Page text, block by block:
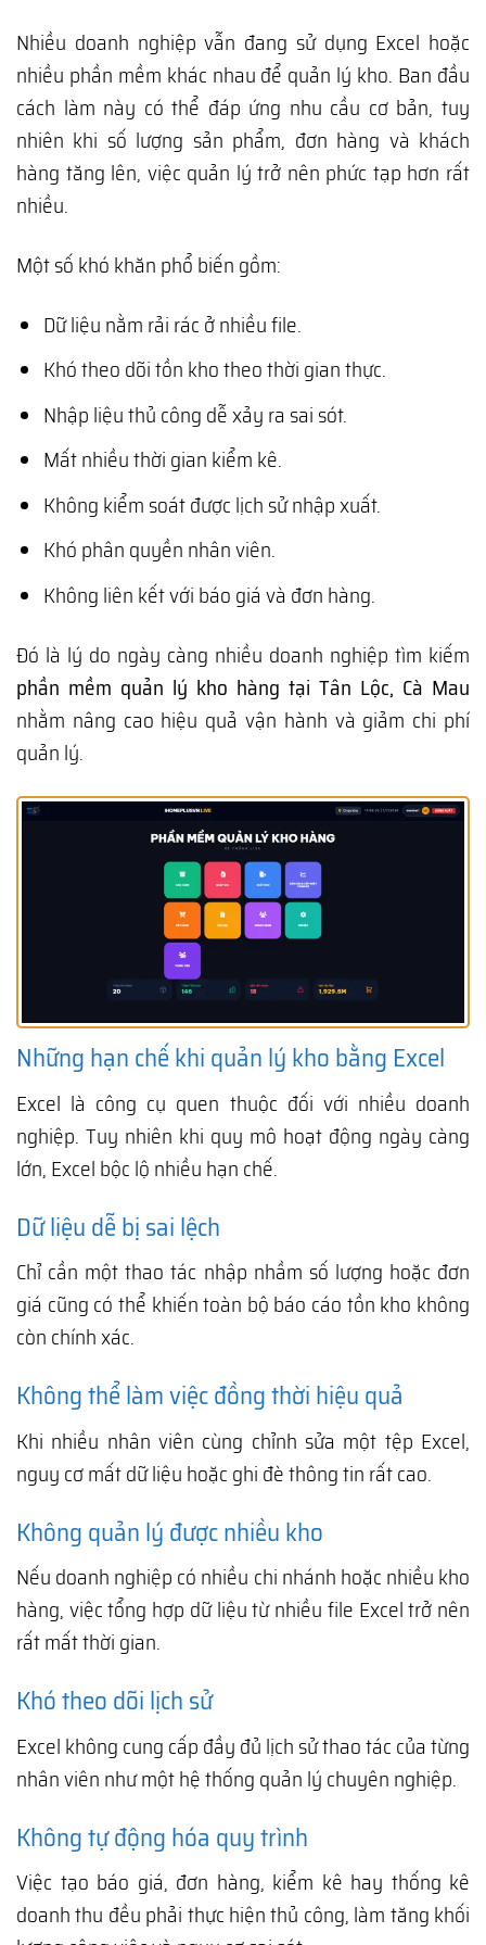
Nhiều doanh nghiệp vẫn đang sử dụng Excel hoặc
nhiều phần mềm khác nhau để quản lý kho. Ban đầu
cách làm này có thể đáp ứng nhu cầu cơ bản, tuy
nhiên khi số lượng sản phẩm, đơn hàng và khách
hàng tăng lên, việc quản lý trở nên phức tạp hơn rất
nhiều.
Một số khó khăn phổ biến gồm:
Dữ liệu nằm rải rác ở nhiều file.
Khó theo dõi tồn kho theo thời gian thực.
Nhập liệu thủ công dễ xảy ra sai sót.
Mất nhiều thời gian kiểm kê.
Không kiểm soát được lịch sử nhập xuất.
Khó phân quyền nhân viên.
Không liên kết với báo giá và đơn hàng.
Đó là lý do ngày càng nhiều doanh nghiệp tìm kiếm
phần mềm quản lý kho hàng tại Tân Lộc, Cà Mau
nhằm nâng cao hiệu quả vận hành và giảm chi phí
quản lý.
Những hạn chế khi quản lý kho bằng Excel
Excel là công cụ quen thuộc đối với nhiều doanh
nghiệp. Tuy nhiên khi quy mô hoạt động ngày càng
lớn, Excel bộc lộ nhiều hạn chế.
Dữ liệu dễ bị sai lệch
Chỉ cần một thao tác nhập nhầm số lượng hoặc đơn
giá cũng có thể khiến toàn bộ báo cáo tồn kho không
còn chính xác.
Không thể làm việc đồng thời hiệu quả
Khi nhiều nhân viên cùng chỉnh sửa một tệp Excel,
nguy cơ mất dữ liệu hoặc ghi đè thông tin rất cao.
Không quản lý được nhiều kho
Nếu doanh nghiệp có nhiều chi nhánh hoặc nhiều kho
hàng, việc tổng hợp dữ liệu từ nhiều file Excel trở nên
rất mất thời gian.
Khó theo dõi lịch sử
Excel không cung cấp đầy đủ lịch sử thao tác của từng
nhân viên như một hệ thống quản lý chuyên nghiệp.
Không tự động hóa quy trình
Việc tạo báo giá, đơn hàng, kiểm kê hay thống kê
doanh thu đều phải thực hiện thủ công, làm tăng khối